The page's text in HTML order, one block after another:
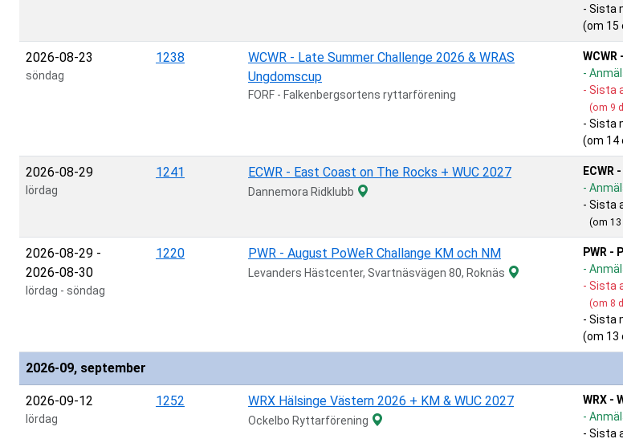
- Sista
(om 15
2026-08-23
söndag
1238
WCWR - Late Summer Challenge 2026 & WRAS
Ungdomscup
FORF - Falkenbergsortens ryttarförening
-
- Sista
(om 9
- Sista
(om 14
2026-08-29
lördag
1241 ECWR - East Coast on The Rocks + WUC 2027
Dannemora Ridklubb
ECWR
-
- Sista
(om 13
2026-08-29 -
2026-08-30
lördag - söndag
1220 PWR - August PoWeR Challange KM och NM
Levanders Hästcenter, Svartnäsvägen 80, Roknäs
PWR -
-
- Sista
(om 8
- Sista
(om 13
2026-09, september
2026-09-12
lördag
1252 WRX Hälsinge Västern 2026 + KM & WUC 2027
Ockelbo Ryttarförening
WRX -
-
- Sista